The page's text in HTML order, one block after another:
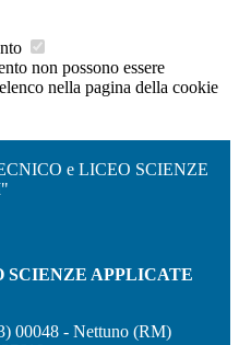
non possono essere
nella pagina della cookie
e LICEO SCIENZE
SCIENZE APPLICATE
00048 - Nettuno (RM)